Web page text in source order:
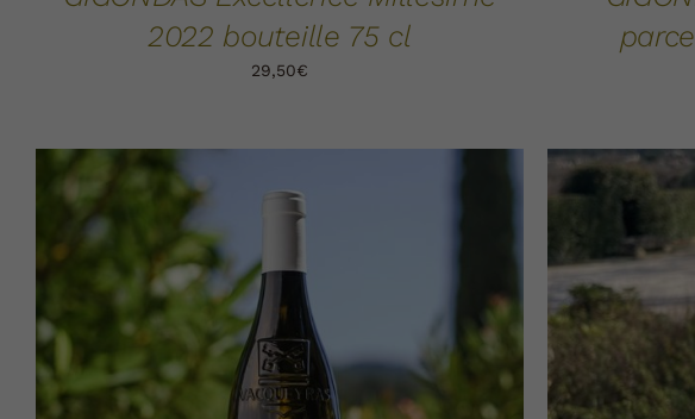
2022 bouteille 75 cl
29,50€
AJOUTER AU PANIER / DÉTAILS